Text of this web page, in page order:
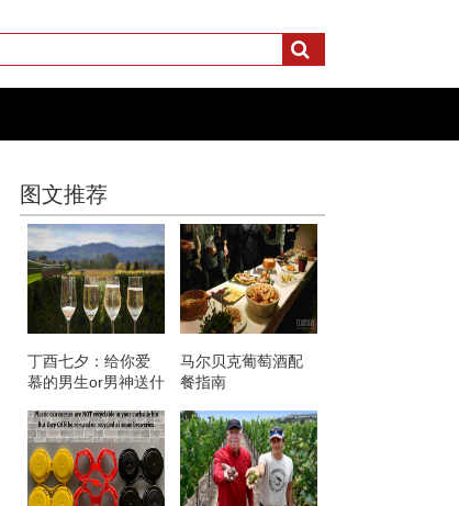
图文推荐
丁酉七夕：给你爱
慕的男生or男神送什
马尔贝克葡萄酒配
餐指南